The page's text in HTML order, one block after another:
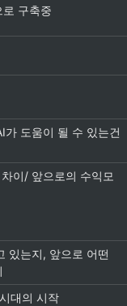
구축중
가 도움이 될 수 있는건
이/ 앞으로의 수익모
있는지, 앞으로 어떤
대의 시작